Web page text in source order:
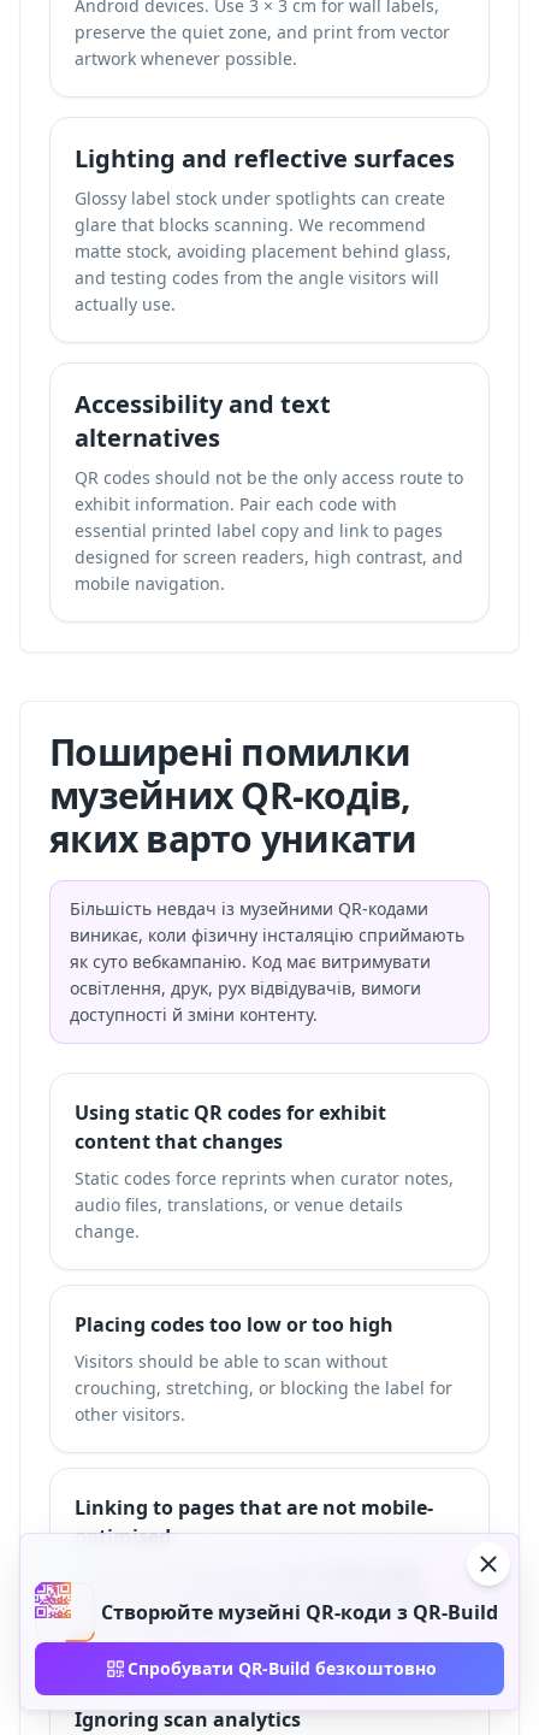
Android devices. Use 3 × 3 cm for wall labels,
preserve the quiet zone, and print from vector
artwork whenever possible.
Lighting and reflective surfaces
Glossy label stock under spotlights can create
glare that blocks scanning. We recommend
matte stock, avoiding placement behind glass,
and testing codes from the angle visitors will
actually use.
Accessibility and text
alternatives
QR codes should not be the only access route to
exhibit information. Pair each code with
essential printed label copy and link to pages
designed for screen readers, high contrast, and
mobile navigation.
Поширені помилки
музейних QR-кодів,
яких варто уникати
Більшість невдач із музейними QR-кодами
виникає, коли фізичну інсталяцію сприймають
як суто вебкампанію. Код має витримувати
освітлення, друк, рух відвідувачів, вимоги
доступності й зміни контенту.
Using static QR codes for exhibit
content that changes
Static codes force reprints when curator notes,
audio files, translations, or venue details
change.
Placing codes too low or too high
Visitors should be able to scan without
crouching, stretching, or blocking the label for
other visitors.
Linking to pages that are not mobile-
optimised
heavy PDFs and desktop layouts create poor
gallery experiences.
Ignoring scan analytics
Створюйте музейні QR-коди з QR-Build
Спробувати QR-Build безкоштовно